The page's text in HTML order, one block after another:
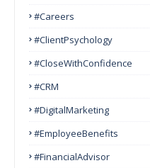
#Careers
#ClientPsychology
#CloseWithConfidence
#CRM
#DigitalMarketing
#EmployeeBenefits
#FinancialAdvisor